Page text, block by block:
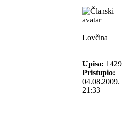
Lovčina
Upisa: 1429
Pristupio:
04.08.2009.
21:33